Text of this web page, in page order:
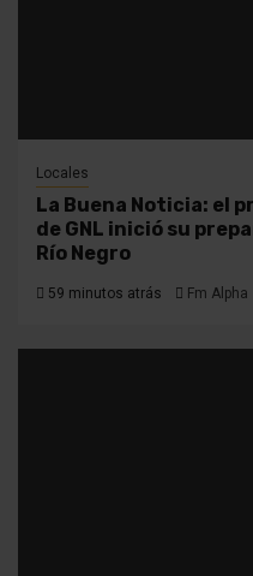
Locales
La Buena Noticia: el
de GNL inició su
Río Negro
59 minutos atrás Fm Alpha